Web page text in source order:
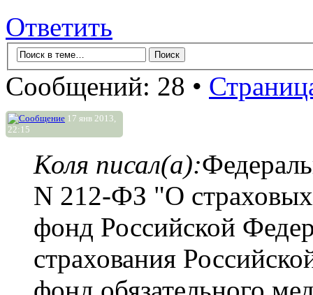
Ответить
Сообщений: 28 •
17 янв 2013,
22:15
Коля писал(а):
N 212-ФЗ "О
фонд Российской
страхования